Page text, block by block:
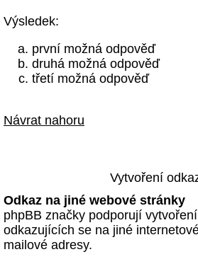
Výsledek:
první možná odpověď
druhá možná odpověď
třetí možná odpověď
Návrat nahoru
Vytvoření
Odkaz na jiné webové stránky
phpBB značky podporují
odkazujících se na jiné
mailové adresy.